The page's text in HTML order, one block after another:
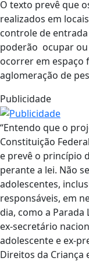
O texto prevê que
realizados em
controle de
poderão ocupar
ocorrer em espaço
aglomeração de
Publicidade
“Entendo que o
Constituição
e prevê o princípio
perante a lei. Não
adolescentes,
responsáveis, em
dia, como a Parada
ex-secretário
adolescente e ex-
Direitos da Criança